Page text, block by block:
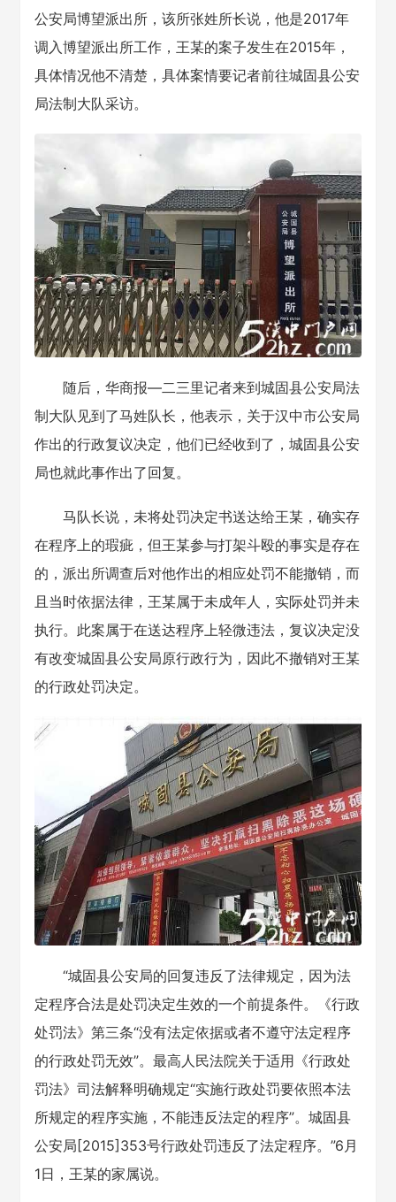
公安局博望派出所，该所张姓所长说，他是2017年
调入博望派出所工作，王某的案子发生在2015年，
具体情况他不清楚，具体案情要记者前往城固县公安
局法制大队采访。
随后，华商报—二三里记者来到城固县公安局法
制大队见到了马姓队长，他表示，关于汉中市公安局
作出的行政复议决定，他们已经收到了，城固县公安
局也就此事作出了回复。
马队长说，未将处罚决定书送达给王某，确实存
在程序上的瑕疵，但王某参与打架斗殴的事实是存在
的，派出所调查后对他作出的相应处罚不能撤销，而
且当时依据法律，王某属于未成年人，实际处罚并未
执行。此案属于在送达程序上轻微违法，复议决定没
有改变城固县公安局原行政行为，因此不撤销对王某
的行政处罚决定。
“城固县公安局的回复违反了法律规定，因为法
定程序合法是处罚决定生效的一个前提条件。《行政
处罚法》第三条“没有法定依据或者不遵守法定程序
的行政处罚无效”。最高人民法院关于适用《行政处
罚法》司法解释明确规定“实施行政处罚要依照本法
所规定的程序实施，不能违反法定的程序”。城固县
公安局[2015]353号行政处罚违反了法定程序。”6月
1日，王某的家属说。